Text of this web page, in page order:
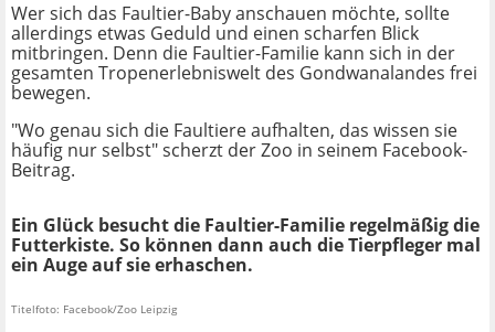
Wer sich das Faultier-Baby anschauen möchte, sollte
allerdings etwas Geduld und einen scharfen Blick
mitbringen. Denn die Faultier-Familie kann sich in der
gesamten Tropenerlebniswelt des Gondwanalandes frei
bewegen.
"Wo genau sich die Faultiere aufhalten, das wissen sie
häufig nur selbst" scherzt der Zoo in seinem Facebook-
Beitrag.
Ein Glück besucht die Faultier-Familie regelmäßig die
Futterkiste. So können dann auch die Tierpfleger mal
ein Auge auf sie erhaschen.
Titelfoto: Facebook/Zoo Leipzig